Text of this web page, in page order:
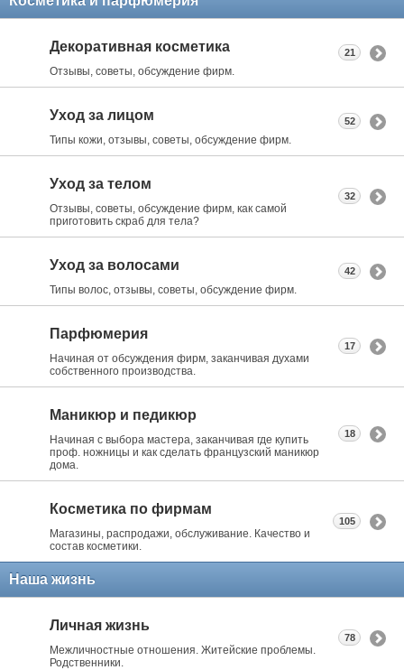
Декоративная косметика
Отзывы, советы, обсуждение фирм.
21
Уход за лицом
Типы кожи, отзывы, советы, обсуждение фирм.
52
Уход за телом
Отзывы, советы, обсуждение фирм, как самой
приготовить скраб для тела?
32
Уход за волосами
Типы волос, отзывы, советы, обсуждение фирм.
42
Парфюмерия
Начиная от обсуждения фирм, заканчивая духами
собственного производства.
17
Маникюр и педикюр
Начиная с выбора мастера, заканчивая где купить
проф. ножницы и как сделать французский маникюр
дома.
18
Косметика по фирмам
Магазины, распродажи, обслуживание. Качество и
состав косметики.
105
Наша жизнь
Личная жизнь
Межличностные отношения. Житейские проблемы.
Родственники.
78